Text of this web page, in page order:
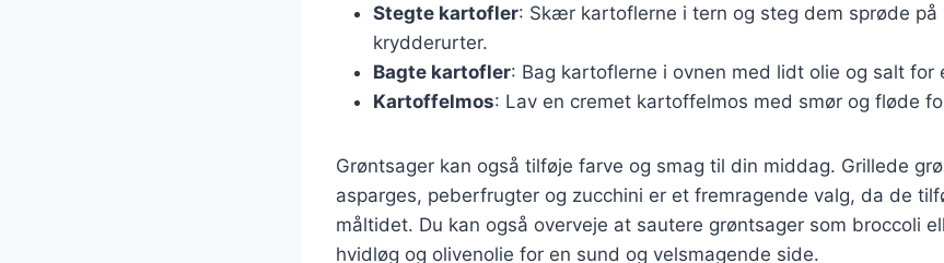
Stegte kartofler: Skær kartoflerne i tern og steg dem sprøde på
krydderurter.
Bagte kartofler: Bag kartoflerne i ovnen med lidt olie og salt for
Kartoffelmos: Lav en cremet kartoffelmos med smør og fløde
Grøntsager kan også tilføje farve og smag til din middag. Grillede
asparges, peberfrugter og zucchini er et fremragende valg, da de
måltidet. Du kan også overveje at sautere grøntsager som broccoli
hvidløg og olivenolie for en sund og velsmagende side.